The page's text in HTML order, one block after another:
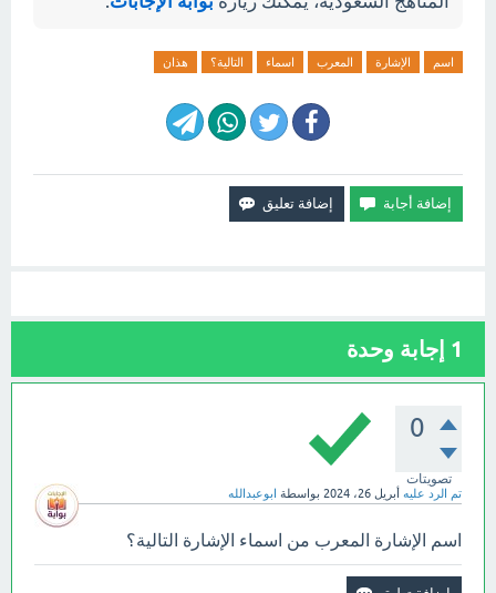
اسم الإشارة المعرب اسماء التالية؟ هذان
1 إجابة وحدة
0
تصويتات
تم الرد عليه أبريل 26، 2024 بواسطة ابوعبدالله
اسم الإشارة المعرب من اسماء الإشارة التالية؟